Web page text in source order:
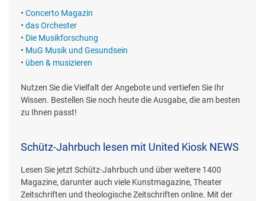
• Concerto Magazin
• das Orchester
• Die Musikforschung
• MuG Musik und Gesundsein
• üben & musizieren
Nutzen Sie die Vielfalt der Angebote und vertiefen Sie Ihr
Wissen. Bestellen Sie noch heute die Ausgabe, die am besten
zu Ihnen passt!
Schütz-Jahrbuch lesen mit United Kiosk NEWS
Lesen Sie jetzt Schütz-Jahrbuch und über weitere 1400
Magazine, darunter auch viele Kunstmagazine, Theater
Zeitschriften und theologische Zeitschriften online. Mit der